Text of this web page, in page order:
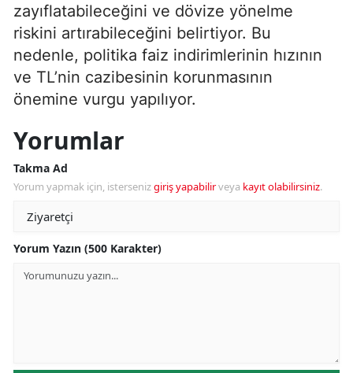
zayıflatabileceğini ve dövize yönelme
riskini artırabileceğini belirtiyor. Bu
nedenle, politika faiz indirimlerinin hızının
ve TL’nin cazibesinin korunmasının
önemine vurgu yapılıyor.
Yorumlar
Takma Ad
Yorum yapmak için, istersenizgiriş yapabilirveya kayıt olabilirsiniz.
Yorum Yazın (500 Karakter)